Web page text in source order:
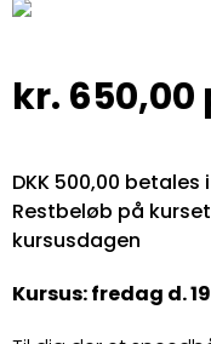
kr. 650,00
DKK 500,00
Restbeløb på
kursusdagen
Kursus: fredag d.